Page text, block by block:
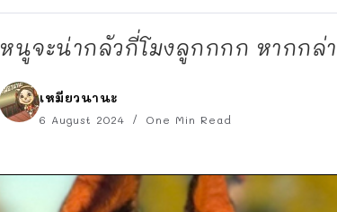
หนูจะน่ากลัวกี่โมงลูกกกก หากกล่
เหมียวนานะ
6 August 2024 One Min Read